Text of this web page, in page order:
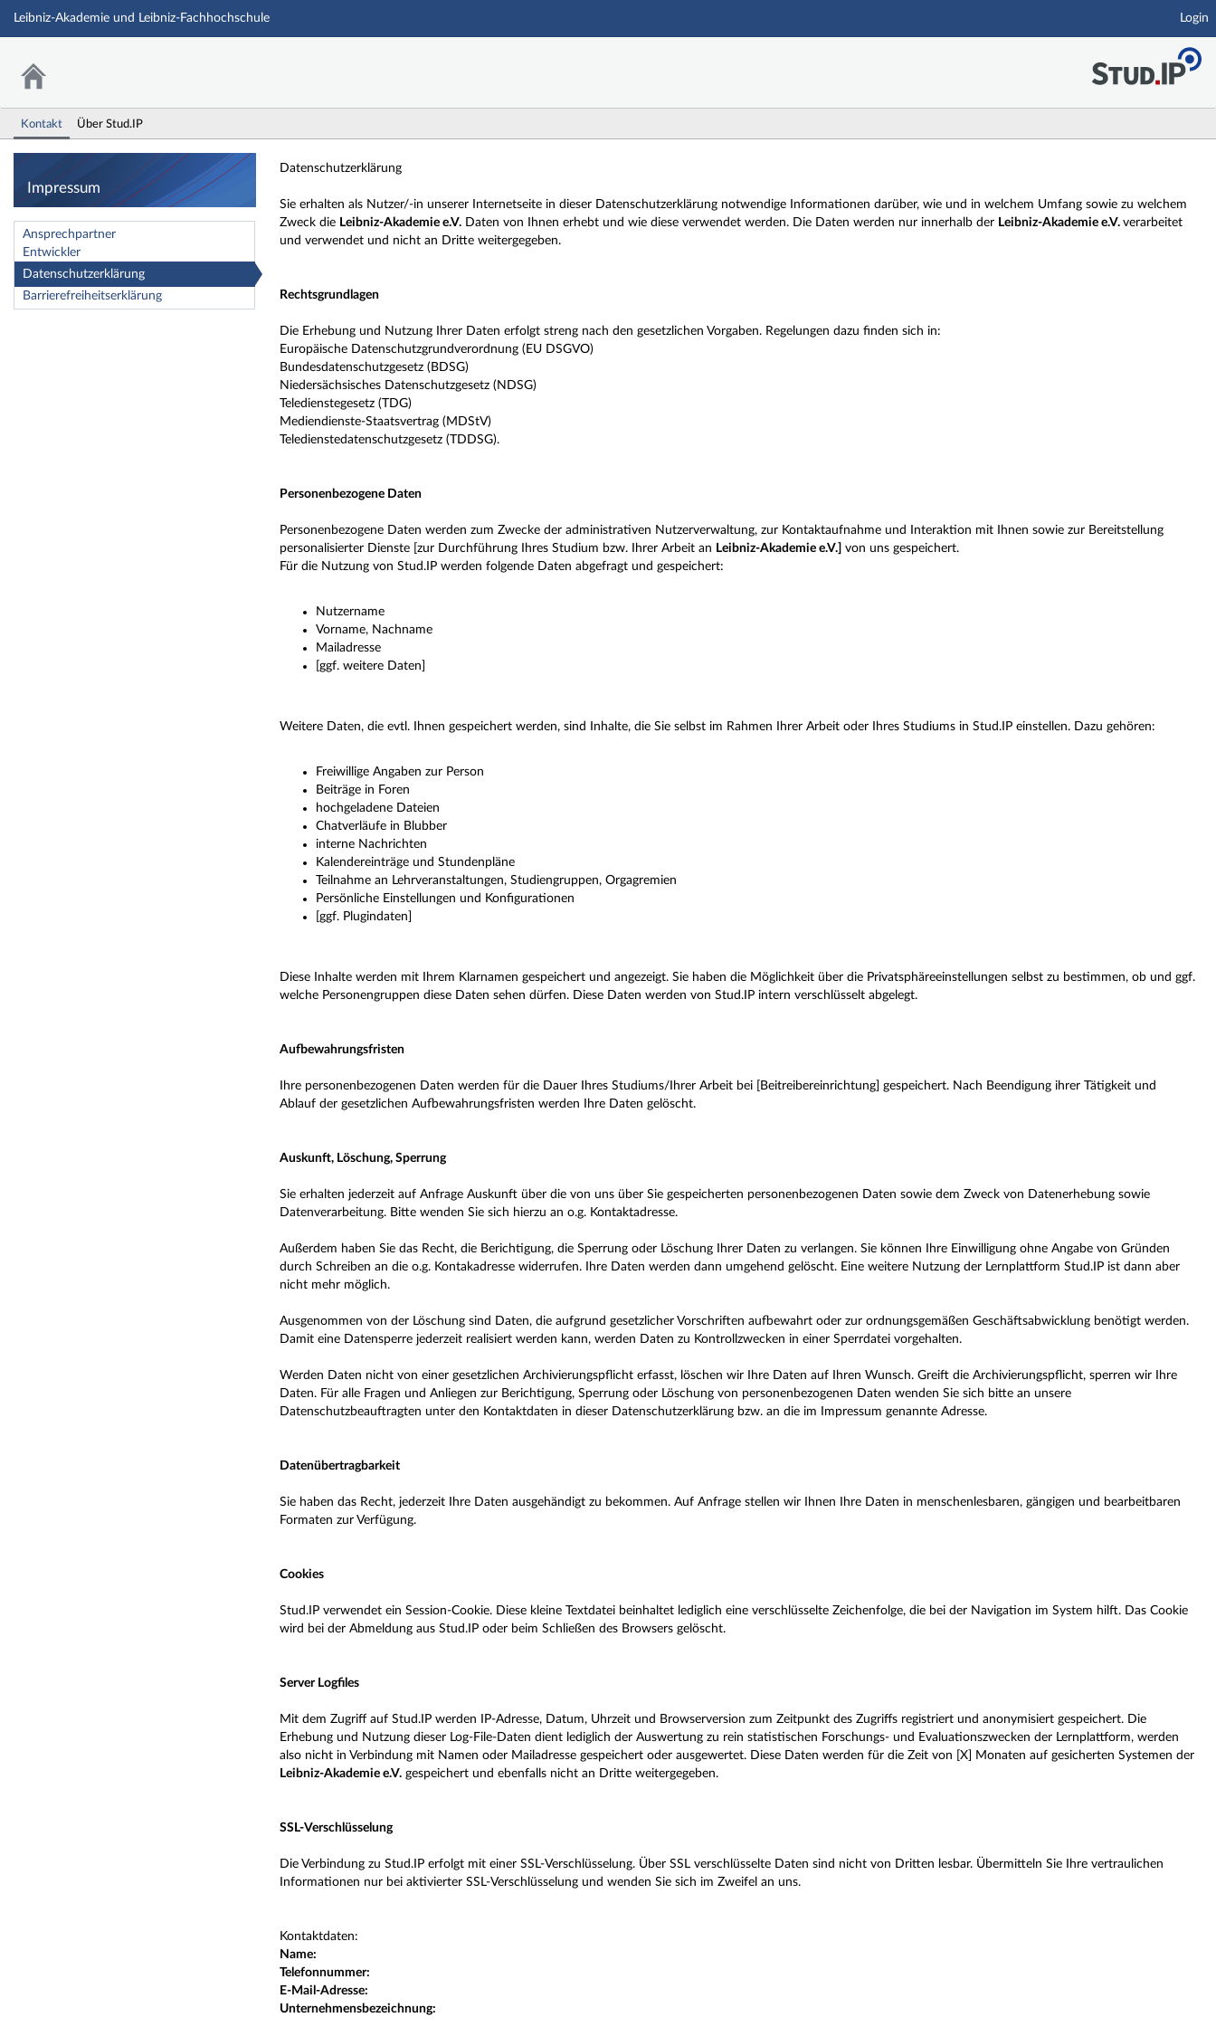
Hauptnavigation
Fußzeile
Leibniz-Akademie und Leibniz-Fachhochschule Login
Kontakt Über Stud.IP
Impressum
Ansprechpartner
Entwickler
Datenschutzerklärung
Barrierefreiheitserklärung
Impressum
Datenschutzerklärung
Sie erhalten als Nutzer/-in unserer Internetseite in dieser Datenschutzerklärung notwendige Informationen darüber, wie und in welchem Umfang sowie zu welchem
Zweck die Leibniz-Akademie e.V. Daten von Ihnen erhebt und wie diese verwendet werden. Die Daten werden nur innerhalb der Leibniz-Akademie e.V.verarbeitet
und verwendet und nicht an Dritte weitergegeben.
Rechtsgrundlagen
Die Erhebung und Nutzung Ihrer Daten erfolgt streng nach den gesetzlichen Vorgaben. Regelungen dazu finden sich in:
Europäische Datenschutzgrundverordnung (EU DSGVO)
Bundesdatenschutzgesetz (BDSG)
Niedersächsisches Datenschutzgesetz (NDSG)
Teledienstegesetz (TDG)
Mediendienste-Staatsvertrag (MDStV)
Teledienstedatenschutzgesetz (TDDSG).
Personenbezogene Daten
Personenbezogene Daten werden zum Zwecke der administrativen Nutzerverwaltung, zur Kontaktaufnahme und Interaktion mit Ihnen sowie zur Bereitstellung
personalisierter Dienste [zur Durchführung Ihres Studium bzw. Ihrer Arbeit an Leibniz-Akademie e.V.] von uns gespeichert.
Für die Nutzung von Stud.IP werden folgende Daten abgefragt und gespeichert:
Nutzername
Vorname, Nachname
Mailadresse
[ggf. weitere Daten]
Weitere Daten, die evtl. Ihnen gespeichert werden, sind Inhalte, die Sie selbst im Rahmen Ihrer Arbeit oder Ihres Studiums in Stud.IP einstellen. Dazu gehören:
Freiwillige Angaben zur Person
Beiträge in Foren
hochgeladene Dateien
Chatverläufe in Blubber
interne Nachrichten
Kalendereinträge und Stundenpläne
Teilnahme an Lehrveranstaltungen, Studiengruppen, Orgagremien
Persönliche Einstellungen und Konfigurationen
[ggf. Plugindaten]
Diese Inhalte werden mit Ihrem Klarnamen gespeichert und angezeigt. Sie haben die Möglichkeit über die Privatsphäreeinstellungen selbst zu bestimmen, ob und ggf.
welche Personengruppen diese Daten sehen dürfen. Diese Daten werden von Stud.IP intern verschlüsselt abgelegt.
Aufbewahrungsfristen
Ihre personenbezogenen Daten werden für die Dauer Ihres Studiums/Ihrer Arbeit bei [Beitreibereinrichtung] gespeichert. Nach Beendigung ihrer Tätigkeit und
Ablauf der gesetzlichen Aufbewahrungsfristen werden Ihre Daten gelöscht.
Auskunft, Löschung, Sperrung
Sie erhalten jederzeit auf Anfrage Auskunft über die von uns über Sie gespeicherten personenbezogenen Daten sowie dem Zweck von Datenerhebung sowie
Datenverarbeitung. Bitte wenden Sie sich hierzu an o.g. Kontaktadresse.
Außerdem haben Sie das Recht, die Berichtigung, die Sperrung oder Löschung Ihrer Daten zu verlangen. Sie können Ihre Einwilligung ohne Angabe von Gründen
durch Schreiben an die o.g. Kontakadresse widerrufen. Ihre Daten werden dann umgehend gelöscht. Eine weitere Nutzung der Lernplattform Stud.IP ist dann aber
nicht mehr möglich.
Ausgenommen von der Löschung sind Daten, die aufgrund gesetzlicher Vorschriften aufbewahrt oder zur ordnungsgemäßen Geschäftsabwicklung benötigt werden.
Damit eine Datensperre jederzeit realisiert werden kann, werden Daten zu Kontrollzwecken in einer Sperrdatei vorgehalten.
Werden Daten nicht von einer gesetzlichen Archivierungspflicht erfasst, löschen wir Ihre Daten auf Ihren Wunsch. Greift die Archivierungspflicht, sperren wir Ihre
Daten. Für alle Fragen und Anliegen zur Berichtigung, Sperrung oder Löschung von personenbezogenen Daten wenden Sie sich bitte an unsere
Datenschutzbeauftragten unter den Kontaktdaten in dieser Datenschutzerklärung bzw. an die im Impressum genannte Adresse.
Datenübertragbarkeit
Sie haben das Recht, jederzeit Ihre Daten ausgehändigt zu bekommen. Auf Anfrage stellen wir Ihnen Ihre Daten in menschenlesbaren, gängigen und bearbeitbaren
Formaten zur Verfügung.
Cookies
Stud.IP verwendet ein Session-Cookie. Diese kleine Textdatei beinhaltet lediglich eine verschlüsselte Zeichenfolge, die bei der Navigation im System hilft. Das Cookie
wird bei der Abmeldung aus Stud.IP oder beim Schließen des Browsers gelöscht.
Server Logfiles
Mit dem Zugriff auf Stud.IP werden IP-Adresse, Datum, Uhrzeit und Browserversion zum Zeitpunkt des Zugriffs registriert und anonymisiert gespeichert. Die
Erhebung und Nutzung dieser Log-File-Daten dient lediglich der Auswertung zu rein statistischen Forschungs- und Evaluationszwecken der Lernplattform, werden
also nicht in Verbindung mit Namen oder Mailadresse gespeichert oder ausgewertet. Diese Daten werden für die Zeit von [X] Monaten auf gesicherten Systemen der
Leibniz-Akademie e.V. gespeichert und ebenfalls nicht an Dritte weitergegeben.
SSL-Verschlüsselung
Die Verbindung zu Stud.IP erfolgt mit einer SSL-Verschlüsselung. Über SSL verschlüsselte Daten sind nicht von Dritten lesbar. Übermitteln Sie Ihre vertraulichen
Informationen nur bei aktivierter SSL-Verschlüsselung und wenden Sie sich im Zweifel an uns.
Kontaktdaten:
Name:
Telefonnummer:
E-Mail-Adresse:
Unternehmensbezeichnung: